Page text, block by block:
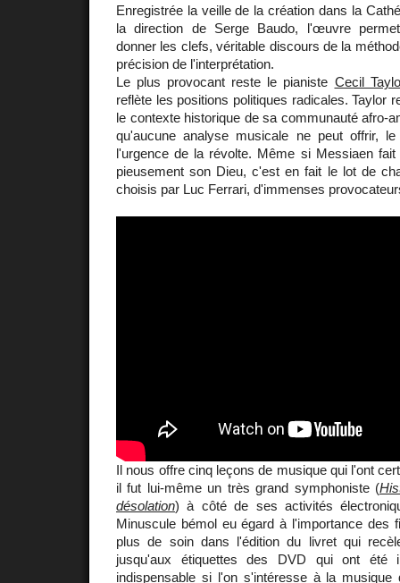
Enregistrée la veille de la création dans la
la direction de Serge Baudo, l'œuvre
donner les clefs, véritable discours de la
précision de l'interprétation.
Le plus provocant reste le pianiste Cecil
reflète les positions politiques radicales. Taylor
le contexte historique de sa communauté afro-
qu'aucune analyse musicale ne peut offrir,
l'urgence de la révolte. Même si Messiaen fait
pieusement son Dieu, c'est en fait le lot de
choisis par Luc Ferrari, d'immenses
Il nous offre cinq leçons de musique qui l'ont
il fut lui-même un très grand symphoniste (
désolation) à côté de ses activités
Minuscule bémol eu égard à l'importance des
plus de soin dans l'édition du livret qui
jusqu'aux étiquettes des DVD qui ont été
indispensable si l'on s'intéresse à la musique